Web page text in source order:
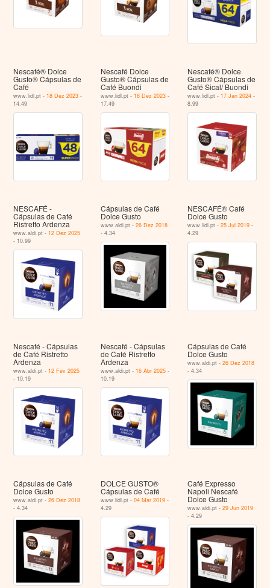
Nescafé® Dolce
Gusto® Cápsulas de
Café
www.lidl.pt - 18 Dez 2023 -
14.49
Nescafé Dolce
Gusto® Cápsulas de
Café Buondi
www.lidl.pt - 18 Dez 2023-
17.49
Nescafé® Dolce
Gusto® Cápsulas de
Café Sical/ Buondi
www.lidl.pt - 17 Jan 2024 -
8.99
NESCAFÉ -
Cápsulas de Café
Ristretto Ardenza
www.aldi.pt - 12 Dez 2025
- 10.99
Cápsulas de Café
Dolce Gusto
www.aldi.pt - 26 Dez 2018
- 4.34
NESCAFÉ® Café
Dolce Gusto
www.lidl.pt -25 Jul 2019 -
4.29
Nescafé - Cápsulas
de Café Ristretto
Ardenza
www.aldi.pt - 12 Fev 2025
- 10.19
Nescafé - Cápsulas
de Café Ristretto
Ardenza
www.aldi.pt - 16 Abr 2025-
10.19
Cápsulas de Café
Dolce Gusto
www.aldi.pt -26 Dez 2018
- 4.34
Cápsulas de Café
Dolce Gusto
www.aldi.pt -26 Dez 2018
- 4.34
DOLCE GUSTO®
Cápsulas de Café
www.lidl.pt - 04 Mar 2019-
4.29
Café Expresso
Napoli Nescafé
Dolce Gusto
www.aldi.pt -29 Jun 2019
- 4.29